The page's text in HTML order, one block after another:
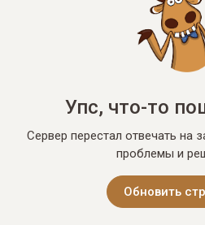
Упс, что-то
Сервер перестал отвечать на
проблемы и
Обновить